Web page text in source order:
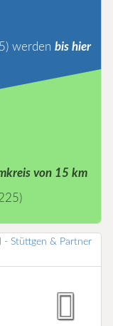
werden bis hier
von 15 km